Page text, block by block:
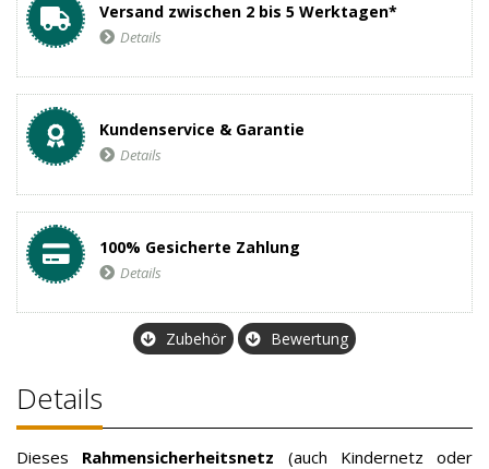
Versand zwischen 2 bis 5 Werktagen*
Details
Kundenservice & Garantie
Details
100% Gesicherte Zahlung
Details
Zubehör Bewertung
Details
Dieses Rahmensicherheitsnetz (auch Kindernetz oder